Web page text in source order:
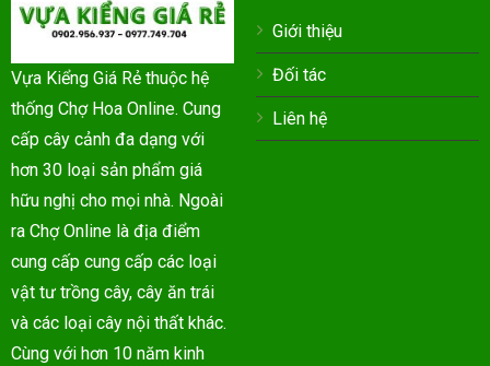
Vựa Kiểng Giá Rẻ thuộc hệ
thống Chợ Hoa Online. Cung
cấp cây cảnh đa dạng với
hơn 30 loại sản phẩm giá
hữu nghị cho mọi nhà. Ngoài
ra Chợ Online là địa điểm
cung cấp cung cấp các loại
vật tư trồng cây, cây ăn trái
và các loại cây nội thất khác.
Cùng với hơn 10 năm kinh
Giới thiệu
Đối tác
Liên hệ